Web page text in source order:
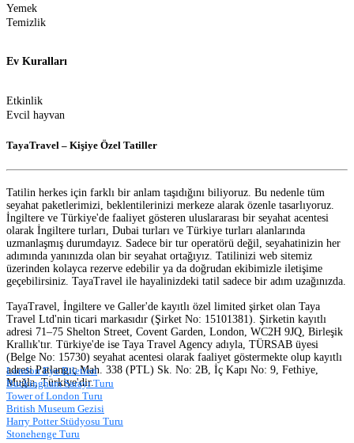
Yemek
Temizlik
Ev Kuralları
Etkinlik
Evcil hayvan
TayaTravel – Kişiye Özel Tatiller
Tatilin herkes için farklı bir anlam taşıdığını biliyoruz. Bu nedenle tüm
seyahat paketlerimizi, beklentilerinizi merkeze alarak özenle tasarlıyoruz.
İngiltere ve Türkiye'de faaliyet gösteren uluslararası bir seyahat acentesi
olarak İngiltere turları, Dubai turları ve Türkiye turları alanlarında
uzmanlaşmış durumdayız. Sadece bir tur operatörü değil, seyahatinizin her
adımında yanınızda olan bir seyahat ortağıyız. Tatilinizi web sitemiz
üzerinden kolayca rezerve edebilir ya da doğrudan ekibimizle iletişime
geçebilirsiniz. TayaTravel ile hayalinizdeki tatil sadece bir adım uzağınızda.
TayaTravel, İngiltere ve Galler'de kayıtlı özel limited şirket olan Taya
Travel Ltd'nin ticari markasıdır (Şirket No: 15101381). Şirketin kayıtlı
adresi 71–75 Shelton Street, Covent Garden, London, WC2H 9JQ, Birleşik
Krallık'tır. Türkiye'de ise Taya Travel Agency adıyla, TÜRSAB üyesi
(Belge No: 15730) seyahat acentesi olarak faaliyet göstermekte olup kayıtlı
adresi Patlangıç Mah. 338 (PTL) Sk. No: 2B, İç Kapı No: 9, Fethiye,
Muğla, Türkiye'dir.
London Eye Biletleri
Buckingham Sarayı Turu
Tower of London Turu
British Museum Gezisi
Harry Potter Stüdyosu Turu
Stonehenge Turu